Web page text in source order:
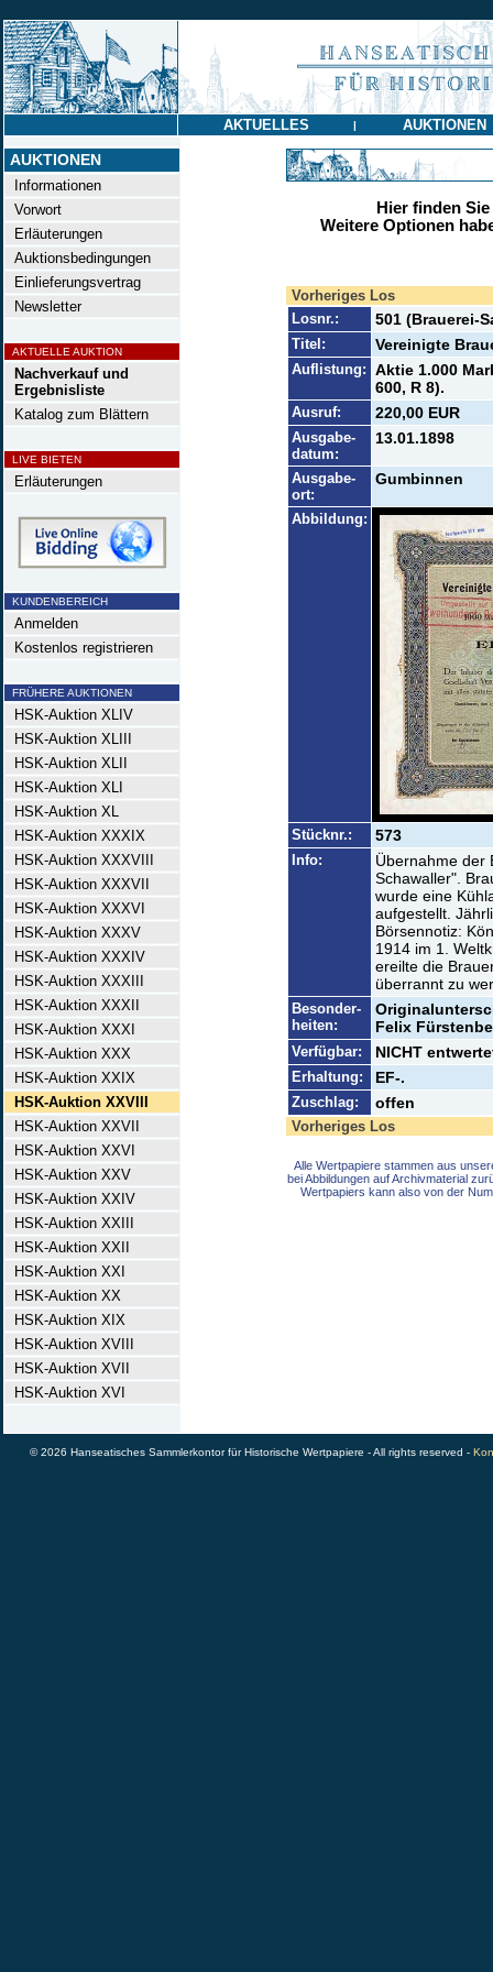
AKTUELLES | AUKTIONEN
AUKTIONEN
Informationen
Vorwort
Erläuterungen
Auktionsbedingungen
Einlieferungsvertrag
Newsletter
AKTUELLE AUKTION
Nachverkauf und
Ergebnisliste
Katalog zum Blättern
LIVE BIETEN
Erläuterungen
KUNDENBEREICH
Anmelden
Kostenlos registrieren
FRÜHERE AUKTIONEN
HSK-Auktion XLIV
HSK-Auktion XLIII
HSK-Auktion XLII
HSK-Auktion XLI
HSK-Auktion XL
HSK-Auktion XXXIX
HSK-Auktion XXXVIII
HSK-Auktion XXXVII
HSK-Auktion XXXVI
HSK-Auktion XXXV
HSK-Auktion XXXIV
HSK-Auktion XXXIII
HSK-Auktion XXXII
HSK-Auktion XXXI
HSK-Auktion XXX
HSK-Auktion XXIX
HSK-Auktion XXVIII
HSK-Auktion XXVII
HSK-Auktion XXVI
HSK-Auktion XXV
HSK-Auktion XXIV
HSK-Auktion XXIII
HSK-Auktion XXII
HSK-Auktion XXI
HSK-Auktion XX
HSK-Auktion XIX
HSK-Auktion XVIII
HSK-Auktion XVII
HSK-Auktion XVI
Hier finden
Weitere Optionen
Vorheriges Los
Losnr.:
501 (Brauerei-
Titel: Vereinigte
Auflistung: Aktie 1.000
600, R 8).
Ausruf: 220,00 EUR
Ausgabe-
datum:
13.01.1898
Ausgabe-
ort:
Gumbinnen
Abbildung:
Stücknr.: 573
Info:
Übernahme der
Schawaller".
wurde eine
aufgestellt.
Börsennotiz:
1914 im 1.
ereilte die
überrannt zu
Besonder-
heiten:
Felix
Verfügbar: NICHT
Erhaltung: EF-.
Zuschlag: offen
Vorheriges Los
Alle Wertpapiere stammen aus
bei Abbildungen auf Archivmaterial
Wertpapiers kann also von der
© 2026 Hanseatisches Sammlerkontor für Historische Wertpapiere - All rights reserved -